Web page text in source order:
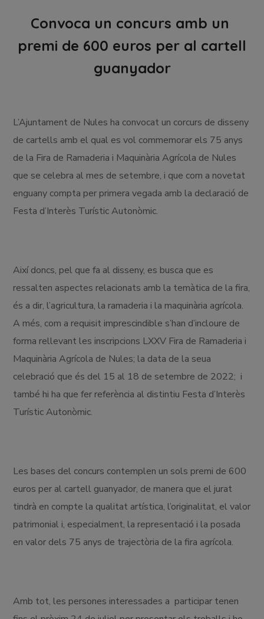
Convoca un concurs amb un
premi de 600 euros per al cartell
guanyador
L’Ajuntament de Nules ha convocat un corcurs de disseny
de cartells amb el qual es vol commemorar els 75 anys
de la Fira de Ramaderia i Maquinària Agrícola de Nules
que se celebra al mes de setembre, i que com a novetat
enguany compta per primera vegada amb la declaració de
Festa d’Interès Turístic Autonòmic.
Així doncs, pel que fa al disseny, es busca que es
ressalten aspectes relacionats amb la temàtica de la fira,
és a dir, l’agricultura, la ramaderia i la maquinària agrícola.
A més, com a requisit imprescindible s’han d’incloure de
forma rellevant les inscripcions LXXV Fira de Ramaderia i
Maquinària Agrícola de Nules; la data de la seua
celebració que és del 15 al 18 de setembre de 2022; i
també hi ha que fer referència al distintiu Festa d’Interès
Turístic Autonòmic.
Les bases del concurs contemplen un sols premi de 600
euros per al cartell guanyador, de manera que el jurat
tindrà en compte la qualitat artística, l’originalitat, el valor
patrimonial i, especialment, la representació i la posada
en valor dels 75 anys de trajectòria de la fira agrícola.
Amb tot, les persones interessades a participar tenen